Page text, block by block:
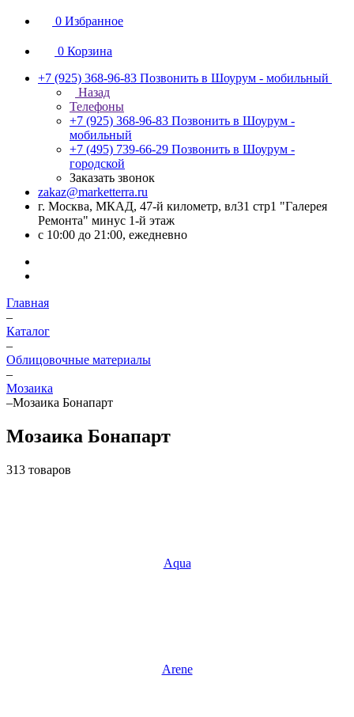
0 Избранное
0 Корзина
+7 (925) 368-96-83 Позвонить в Шоурум - мобильный
Назад
Телефоны
+7 (925) 368-96-83 Позвонить в Шоурум -
мобильный
+7 (495) 739-66-29 Позвонить в Шоурум -
городской
Заказать звонок
zakaz@marketterra.ru
г. Москва, МКАД, 47-й километр, вл31 стр1 "Галерея
Ремонта" минус 1-й этаж
с 10:00 до 21:00, ежедневно
Главная
–
Каталог
–
Облицовочные материалы
–
Мозаика
–Мозаика Бонапарт
Мозаика Бонапарт
313 товаров
Aqua
Arene